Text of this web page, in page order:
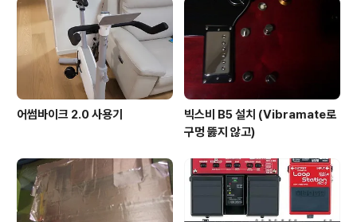
어썸바이크 2.0 사용기
빅스비 B5 설치 (Vibramate로
구멍 뚫지 않고)